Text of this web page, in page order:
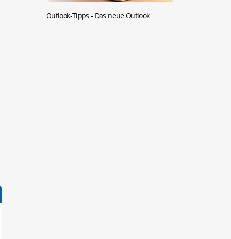
Outlook-Tipps - Das neue Outlook